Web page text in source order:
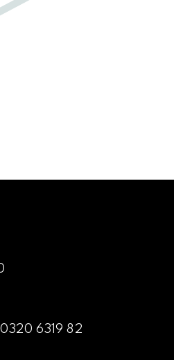
0320 6319 82